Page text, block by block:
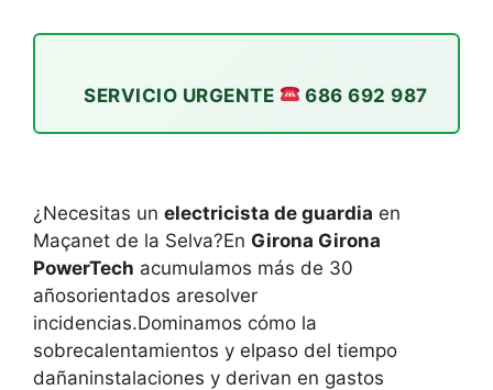
SERVICIO URGENTE 686 692 987
¿Necesitas un electricista de guardia en
Maçanet de la Selva?En Girona Girona
PowerTech acumulamos más de 30
añosorientados aresolver
incidencias.Dominamos cómo la
sobrecalentamientos y elpaso del tiempo
dañaninstalaciones y derivan en gastos